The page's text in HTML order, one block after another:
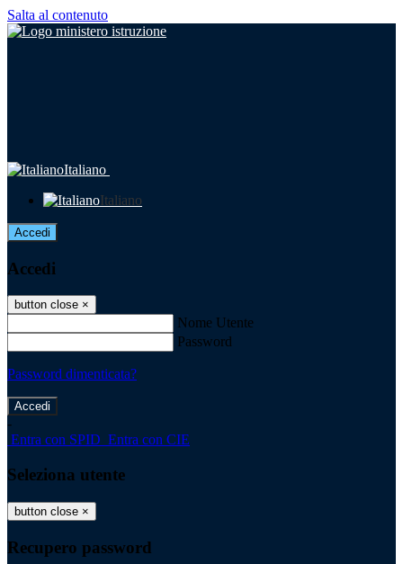
Salta al contenuto
Italiano
Italiano
Accedi
Accedi
button close ×
Nome Utente
Password
Password dimenticata?
-
Entra con SPID Entra con CIE
Seleziona utente
button close ×
Recupero password